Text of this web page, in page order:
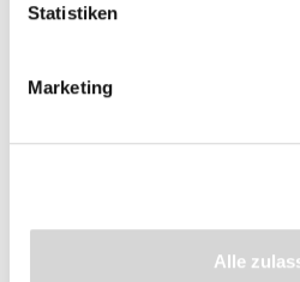
Statistiken
Marketing
Alle